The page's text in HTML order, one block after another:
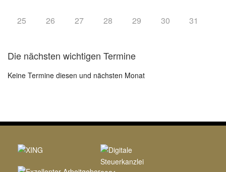
25 26 27 28 29 30 31
Die nächsten wichtigen Termine
Keine Termine diesen und nächsten Monat